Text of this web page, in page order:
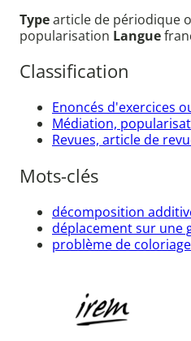
Typearticle de périodique
popularisation Langue
Classification
Enoncés d'exercices
Médiation,
Revues, article de
Mots-clés
décomposition
déplacement sur une
problème de coloriage